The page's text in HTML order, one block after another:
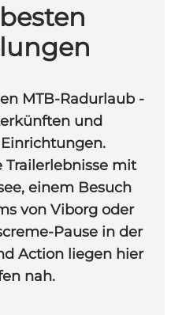
MTB-Radurlaub -
und
Trailerlebnisse mit
einem Besuch
von Viborg oder
Pause in der
Action liegen hier
nah.